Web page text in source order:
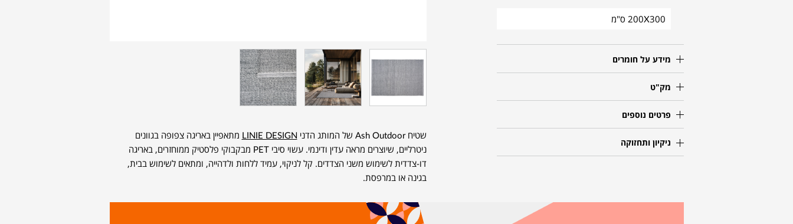
200X300 ס"מ
מידע על חומרים
מק"ט
פרטים נוספים
ניקיון ותחזוקה
שטיח Ash Outdoor של המותג הדני LINIE DESIGN מתאפיין באריגה צפופה בגוונים
ניטרליים, שיוצרים מראה עדין ודינמי. עשוי סיבי PET מבקבוקי פלסטיק ממוחזרים, באריגה
דו-צדדית לשימוש משני הצדדים. קל לניקוי, עמיד ללחות ולדהייה, ומתאים לשימוש בבית,
בגינה או במרפסת.